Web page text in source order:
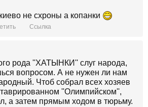
не схроны а копанки
Ссылка
рода ''ХАТЫНКИ'' слуг народа,
вопросом. А не нужен ли нам
Чтоб собрал всех хозяев
''Олимпийском'',
а затем прямым ходом в тюрьму.